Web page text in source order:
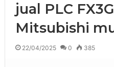
jual PLC
Mitsubishi
22/04/2025 0 385